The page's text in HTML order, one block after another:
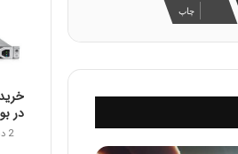
چاپ
در
2 دسامبر 2024